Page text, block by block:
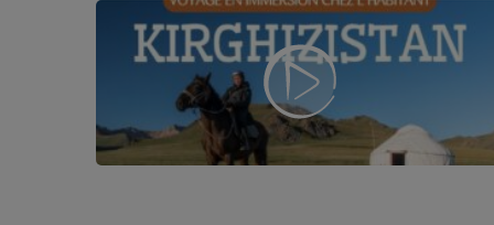
Rencontres au bout
"shyrdak" et "ala
Kochkor, visite d'un marché aux bestiaux